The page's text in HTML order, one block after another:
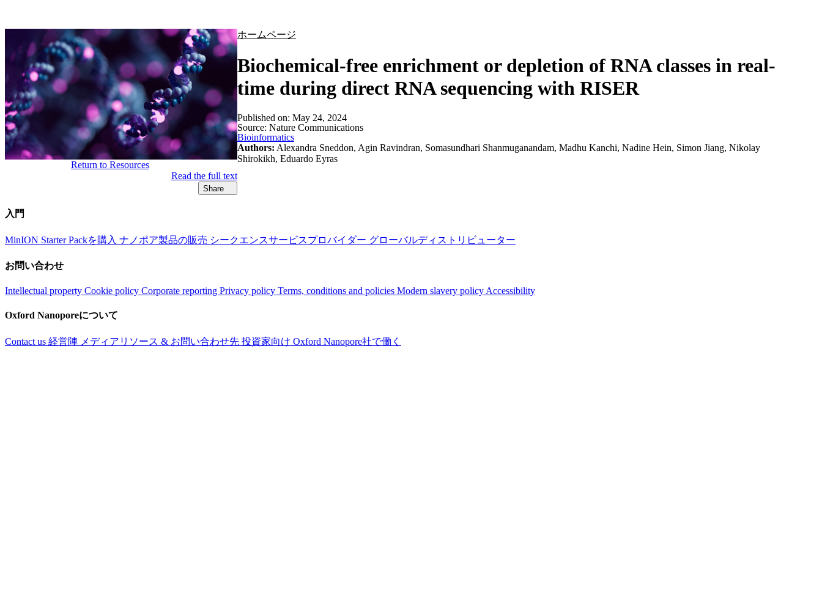
ホームページ
Biochemical-free enrichment or depletion of RNA classes in real-
time during direct RNA sequencing with RISER
Return to Resources
Read the full text
Share
Published on: May 24, 2024
Source: Nature Communications
Bioinformatics
Authors: Alexandra Sneddon, Agin Ravindran, Somasundhari Shanmuganandam, Madhu Kanchi, Nadine Hein, Simon Jiang, Nikolay
Shirokikh, Eduardo Eyras
入門
MinION Starter Packを購入 ナノポア製品の販売 シークエンスサービスプロバイダー グローバルディストリビューター
お問い合わせ
Intellectual property Cookie policy Corporate reporting Privacy policy Terms, conditions and policies Modern slavery policy Accessibility
Oxford Nanoporeについて
Contact us 経営陣 メディアリソース & お問い合わせ先 投資家向け Oxford Nanopore社で働く